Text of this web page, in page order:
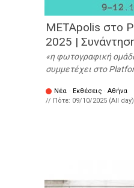
METApolis στο
2025 |
η φωτογραφική
συμμετέχει στο
Νέα · Εκθέσεις · Αθήνα
// Πότε: 09/10/2025 (All day)